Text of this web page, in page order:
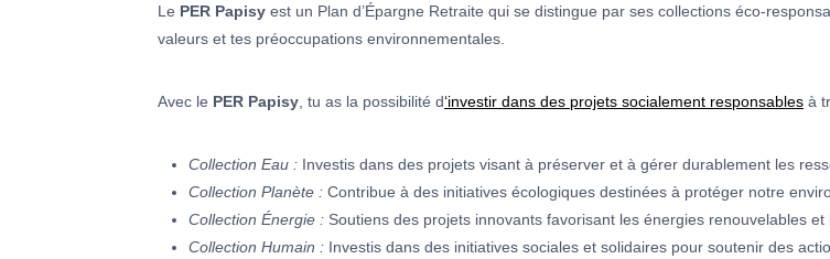
Le PER Papisy est un Plan d’Épargne Retraite qui se distingue par ses collections éco-
valeurs et tes préoccupations environnementales.
Avec le PER Papisy , tu as la possibilité d‘investir dans des projets socialement responsables à
Collection Eau : Investis dans des projets visant à préserver et à gérer durablement les
Collection Planète : Contribue à des initiatives écologiques destinées à protéger notre
Collection Énergie : Soutiens des projets innovants favorisant les énergies renouvelables et
Collection Humain : Investis dans des initiatives sociales et solidaires pour soutenir des